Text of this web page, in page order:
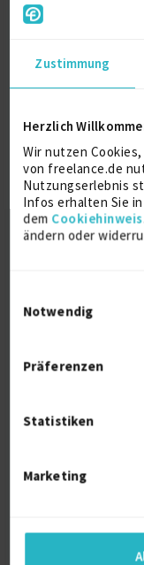
Zustimmung
Herzlich
Wir nutzen
von freelance.de
Nutzungserlebnis
Infos erhalten Sie
dem Cookiehinweis
ändern oder
Notwendig
Präferenzen
Statistiken
Marketing
MDG Expert bei
Stuttgart,
Weitere Kenntnisse
MDG Expert bei
Persönliche
Sprache
Europa
Alter
Berufserfahrung
10 Jahre